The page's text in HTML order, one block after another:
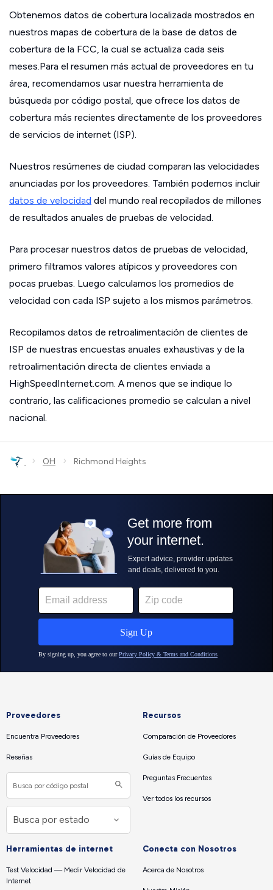
Obtenemos datos de cobertura localizada mostrados en
nuestros mapas de cobertura de la base de datos de
cobertura de la FCC, la cual se actualiza cada seis
meses.Para el resumen más actual de proveedores en tu
área, recomendamos usar nuestra herramienta de
búsqueda por código postal, que ofrece los datos de
cobertura más recientes directamente de los proveedores
de servicios de internet (ISP).
Nuestros resúmenes de ciudad comparan las velocidades
anunciadas por los proveedores. También podemos incluir
datos de velocidad del mundo real recopilados de millones
de resultados anuales de pruebas de velocidad.
Para procesar nuestros datos de pruebas de velocidad,
primero filtramos valores atípicos y proveedores con
pocas pruebas. Luego calculamos los promedios de
velocidad con cada ISP sujeto a los mismos parámetros.
Recopilamos datos de retroalimentación de clientes de
ISP de nuestras encuestas anuales exhaustivas y de la
retroalimentación directa de clientes enviada a
HighSpeedInternet.com. A menos que se indique lo
contrario, las calificaciones promedio se calculan a nivel
nacional.
› OH › Richmond Heights
Proveedores
Encuentra Proveedores
Reseñas
Recursos
Comparación de Proveedores
Guías de Equipo
Preguntas Frecuentes
Ver todos los recursos
Herramientas de internet
Test Velocidad — Medir Velocidad de
Internet
Conecta con Nosotros
Acerca de Nosotros